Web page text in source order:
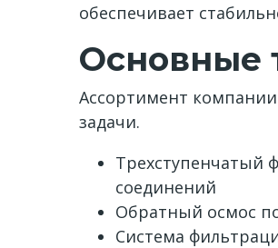
обеспечивает
Основные
Ассортимент
задачи.
Трехступенчатый
соединений
Обратный осмос
Система